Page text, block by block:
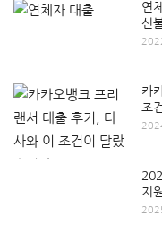
연
신
카
조
지